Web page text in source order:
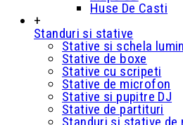
Huse De Casti
+
Standuri si stative
Stative si schela
Stative de boxe
Stative cu scripeti
Stative de microfon
Stative si pupitre DJ
Stative de partituri